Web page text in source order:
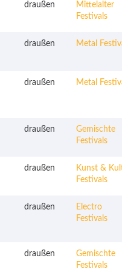
draußen
Mittelalter
Festivals
draußen Metal Festivals
draußen Metal Festivals
draußen
Gemischte
Festivals
draußen
Kunst & Kultur
Festivals
draußen
Electro
Festivals
draußen
Gemischte
Festivals